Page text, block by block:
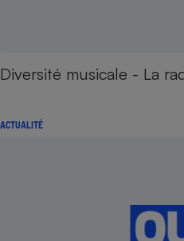
Diversité musicale - La
ACTUALITÉ